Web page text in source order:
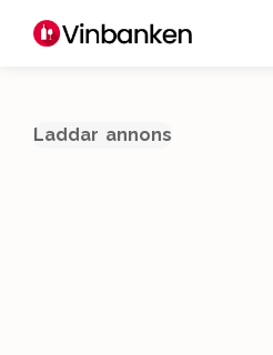
Laddar annons